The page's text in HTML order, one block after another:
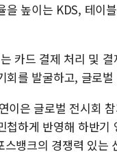
높이는 KDS, 테이
카드 결제 처리 및
회를 발굴하고, 글로
이은 글로벌 전시회
첩하게 반영해 하반
뱅크의 경쟁력 있는